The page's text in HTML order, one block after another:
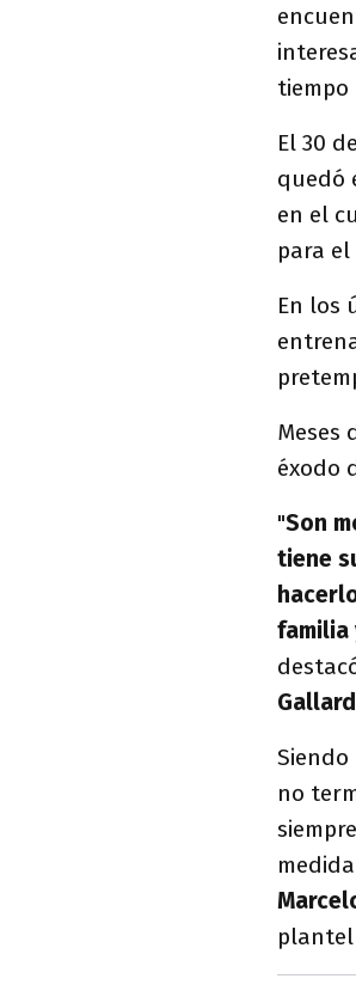
tiempo
El 30
quedó
en el
para
En los
Meses
éxodo
"Son
tiene
familia
no